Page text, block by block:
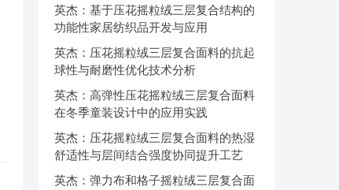
英杰：基于压花摇粒绒三层复合结构的
功能性家居纺织品开发与应用
英杰：压花摇粒绒三层复合面料的抗起
球性与耐磨性优化技术分析
英杰：高弹性压花摇粒绒三层复合面料
在冬季童装设计中的应用实践
英杰：压花摇粒绒三层复合面料的热湿
舒适性与层间结合强度协同提升工艺
英杰：弹力布和格子摇粒绒三层复合面